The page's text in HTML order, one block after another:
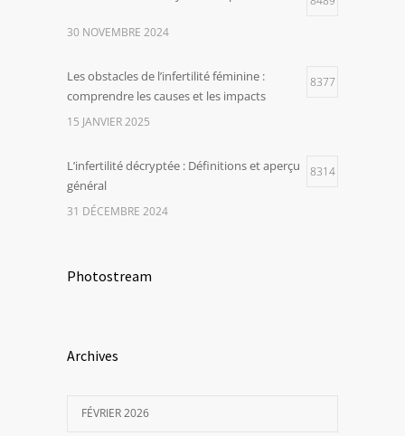
30 NOVEMBRE 2024
Les obstacles de l’infertilité féminine :
comprendre les causes et les impacts
8377
15 JANVIER 2025
L’infertilité décryptée : Définitions et aperçu
général
8314
31 DÉCEMBRE 2024
Photostream
Archives
FÉVRIER 2026